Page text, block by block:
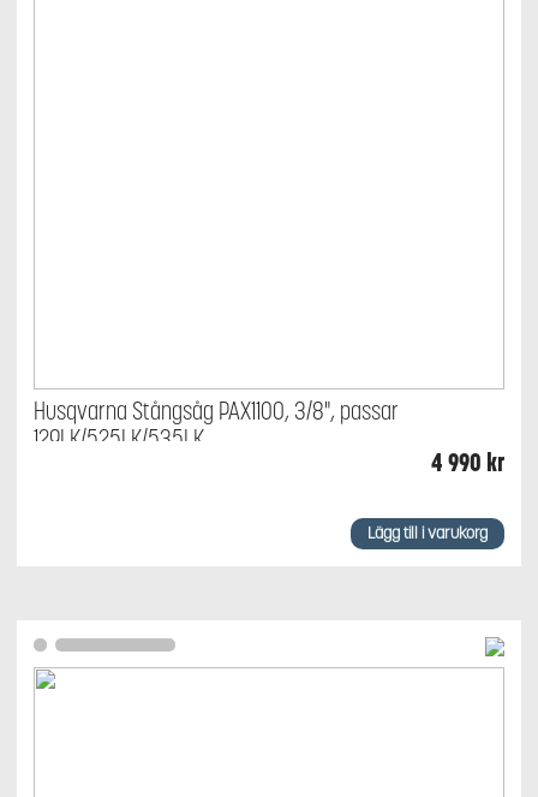
Husqvarna Stångsåg PAX1100, 3/8", passar
129LK/525LK/535LK
4 990 kr
Lägg till i varukorg